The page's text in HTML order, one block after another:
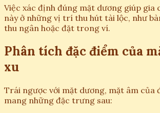
Việc xác định đúng mặt dương giúp gia
này ở những vị trí thu hút tài lộc, như
thu ngân hoặc đặt trong ví.
Phân tích đặc điểm của
xu
Trái ngược với mặt dương, mặt âm của
mang những đặc trưng sau: